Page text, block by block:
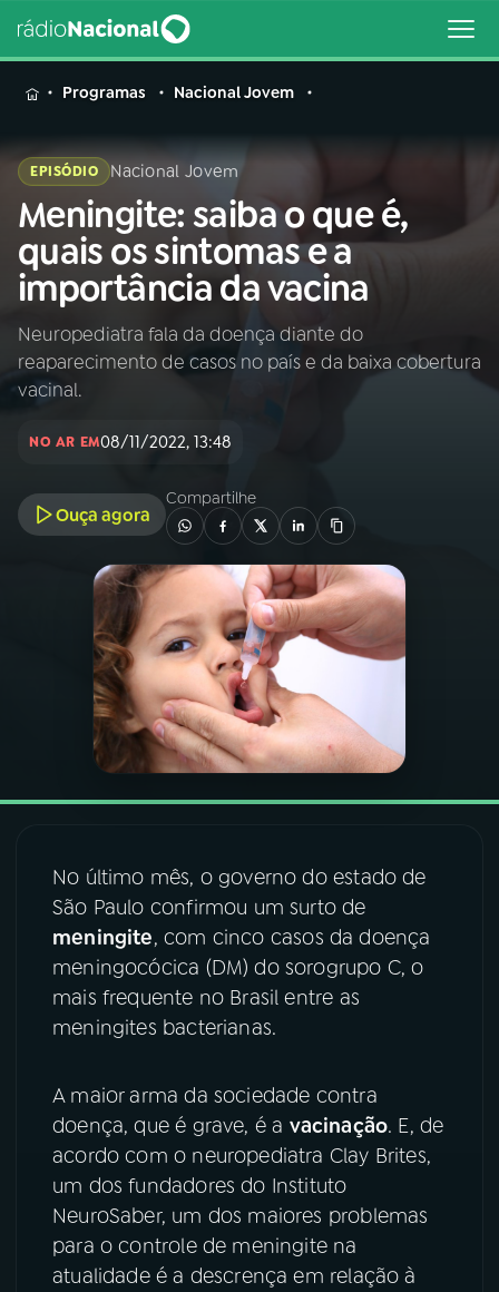
MENU
Buscar
na
Rádio
Nacional
Buscar
AO VIVO
PROGRAMAS
PODCASTS
VIDEOCASTS
08 FESTIVAL DE MÚSICA
ACOMPANHE A RÁDIO NACIONAL
YouTube Facebook
Instagram X
TikTok
Programas Nacional Jovem
EPISÓDIO Nacional Jovem
Meningite: saiba o que é,
quais os sintomas e a
importância da vacina
Neuropediatra fala da doença diante do
reaparecimento de casos no país e da baixa cobertura
vacinal.
NO AR EM08/11/2022, 13:48
Ouça agora
Compartilhe
No último mês, o governo do estado de
São Paulo confirmou um surto de
meningite, com cinco casos da doença
meningocócica (DM) do sorogrupo C, o
mais frequente no Brasil entre as
meningites bacterianas.
A maior arma da sociedade contra
doença, que é grave, é a vacinação. E, de
acordo com o neuropediatra Clay Brites,
um dos fundadores do Instituto
NeuroSaber, um dos maiores problemas
para o controle de meningite na
atualidade é a descrença em relação à